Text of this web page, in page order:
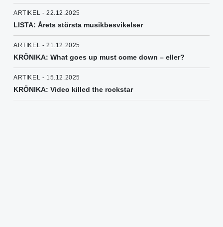
ARTIKEL - 22.12.2025
LISTA: Årets största musikbesvikelser
ARTIKEL - 21.12.2025
KRÖNIKA: What goes up must come down – eller?
ARTIKEL - 15.12.2025
KRÖNIKA: Video killed the rockstar